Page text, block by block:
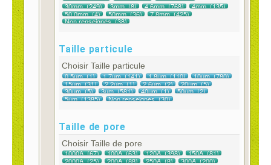
Taille particule
Choisir Taille particule
Taille de pore
Choisir Taille de pore